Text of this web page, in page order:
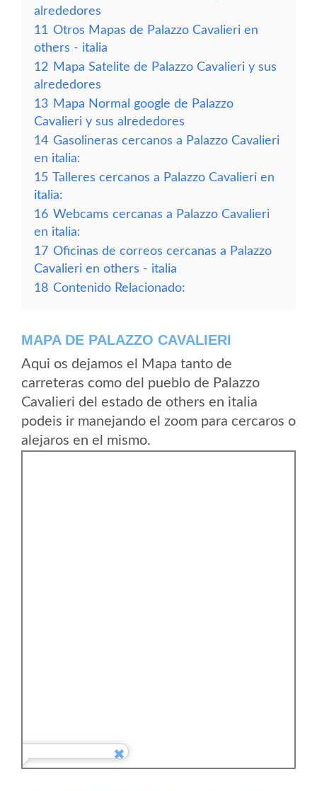
alrededores
11 Otros Mapas de Palazzo Cavalieri en
others - italia
12 Mapa Satelite de Palazzo Cavalieri y sus
alrededores
13 Mapa Normal google de Palazzo
Cavalieri y sus alrededores
14 Gasolineras cercanos a Palazzo Cavalieri
en italia:
15 Talleres cercanos a Palazzo Cavalieri en
italia:
16 Webcams cercanas a Palazzo Cavalieri
en italia:
17 Oficinas de correos cercanas a Palazzo
Cavalieri en others - italia
18 Contenido Relacionado:
MAPA DE PALAZZO CAVALIERI
Aqui os dejamos el Mapa tanto de
carreteras como del pueblo de Palazzo
Cavalieri del estado de others en italia
podeis ir manejando el zoom para cercaros o
alejaros en el mismo.